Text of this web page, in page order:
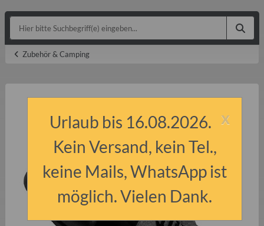
Zubehör & Camping
x
Urlaub bis 16.08.2026.
Kein Versand, kein Tel.,
keine Mails, WhatsApp ist
möglich. Vielen Dank.